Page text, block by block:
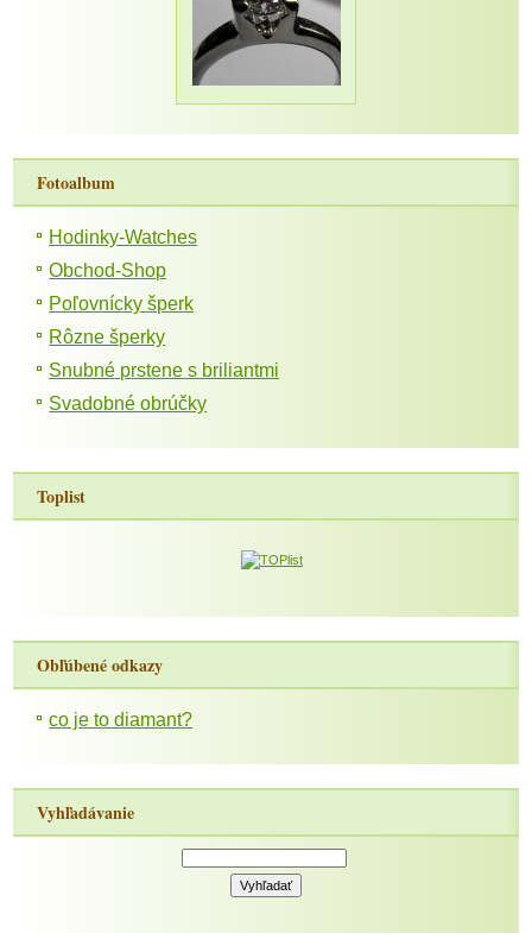
Fotoalbum
Hodinky-Watches
Obchod-Shop
Poľovnícky šperk
Rôzne šperky
Snubné prstene s briliantmi
Svadobné obrúčky
Toplist
Obľúbené odkazy
co je to diamant?
Vyhľadávanie